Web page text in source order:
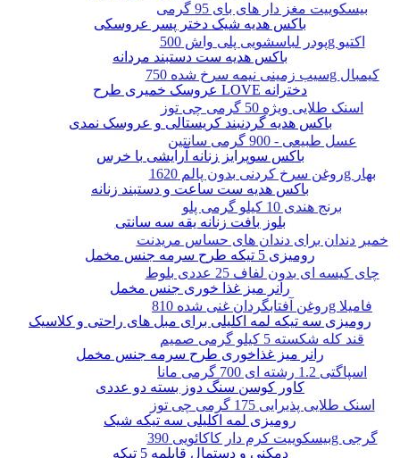
بیسکوییت مغز دار های بای 95 گرمی
پودر لباسشویی پلی واش 500g اکتیو
سیب زمینی نیمه سرخ شده 750g کیمبال
اسنک طلایی ویژه 50 گرمی چی توز
عسل طبیعی - 900 گرمی سانتین
روغن سرخ کردنی بدون پالم 1620g بهار
برنج هندی 10 کیلو گرمی پلو
خمیر دندان برای دندان های حساس مریدنت
چای کیسه ای بدون لفاف 25 عددی بلوط
روغن آفتابگردان غنی شده 810g فامیلا
قند کله شکسته 5 کیلو گرمی صمیم
اسپاگتی 1.2 رشته ای 700 گرمی مانا
اسنک طلایی پذیرایی 175 گرمی چی توز
بیسکوییت کرم دار کاکائویی 390g گرجی
باکس هدیه شیک دختر پسر عروسکی
باکس هدیه ست دستبند مردانه
عروسک خمیری طرح LOVE دخترانه
باکس هدیه گردنبند کریستالی و عروسک نمدی
باکس سوپرایز زنانه آرایشی با خرس
باکس هدیه ست ساعت و دستبند زنانه
بلوز بافت زنانه یقه سه سانتی
رومیزی 5 تیکه طرح سرمه جنس مخمل
رانر میز غذا خوری جنس مخمل
رومیزی سه تیکه لمه اکلیلی برای مبل های راحتی و کلاسیک
رانر میز غذاخوری طرح سرمه جنس مخمل
کاور کوسن سنگ دوز بسته دو عددی
رومیزی لمه اکلیلی سه تیکه شیک
دمکنی و دستمال قابلمه 5 تیکه